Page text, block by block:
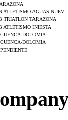
ATLETISMO AGUAS NUEV
TRIATLON TARAZONA
ATLETISMO INIESTA
DOLOMIA
DOLOMIA